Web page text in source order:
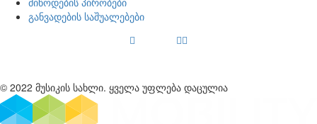
განვადების საშუალებები
© 2022 მუსიკის სახლი. ყველა უფლება დაცულია